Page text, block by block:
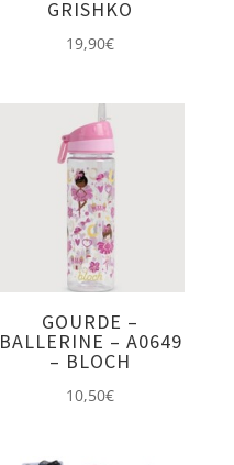
GRISHKO
19,90€
GOURDE –
BALLERINE – A0649
– BLOCH
10,50€